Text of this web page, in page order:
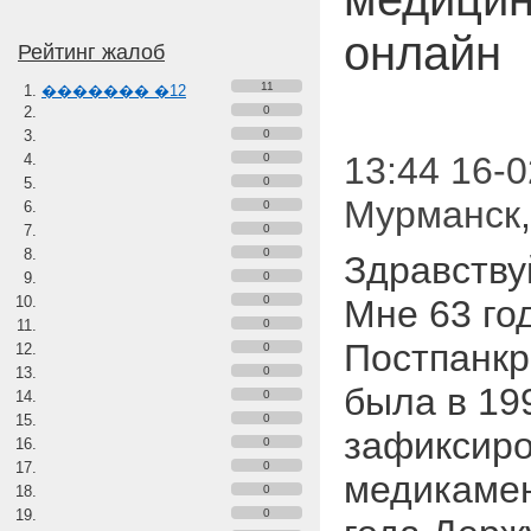
Рейтинг жалоб
������� �12
11
0
0
0
0
0
0
0
0
0
0
0
0
0
0
0
0
0
0
онлайн
13:44 16-
Мурманск
Мне 63
была в